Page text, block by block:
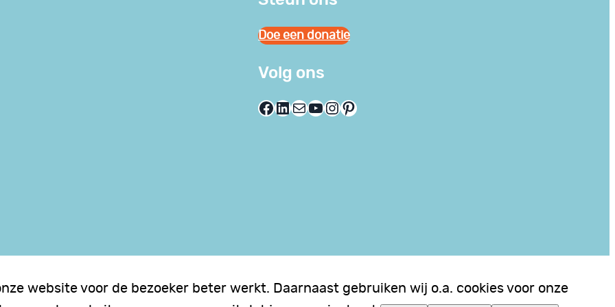
Doe een donatie
Volg ons
Facebook LinkedIn E-mail YouTube InstagramPinterest
website voor de bezoeker beter werkt. Daarnaast gebruiken wij o.a. cookies voor onze